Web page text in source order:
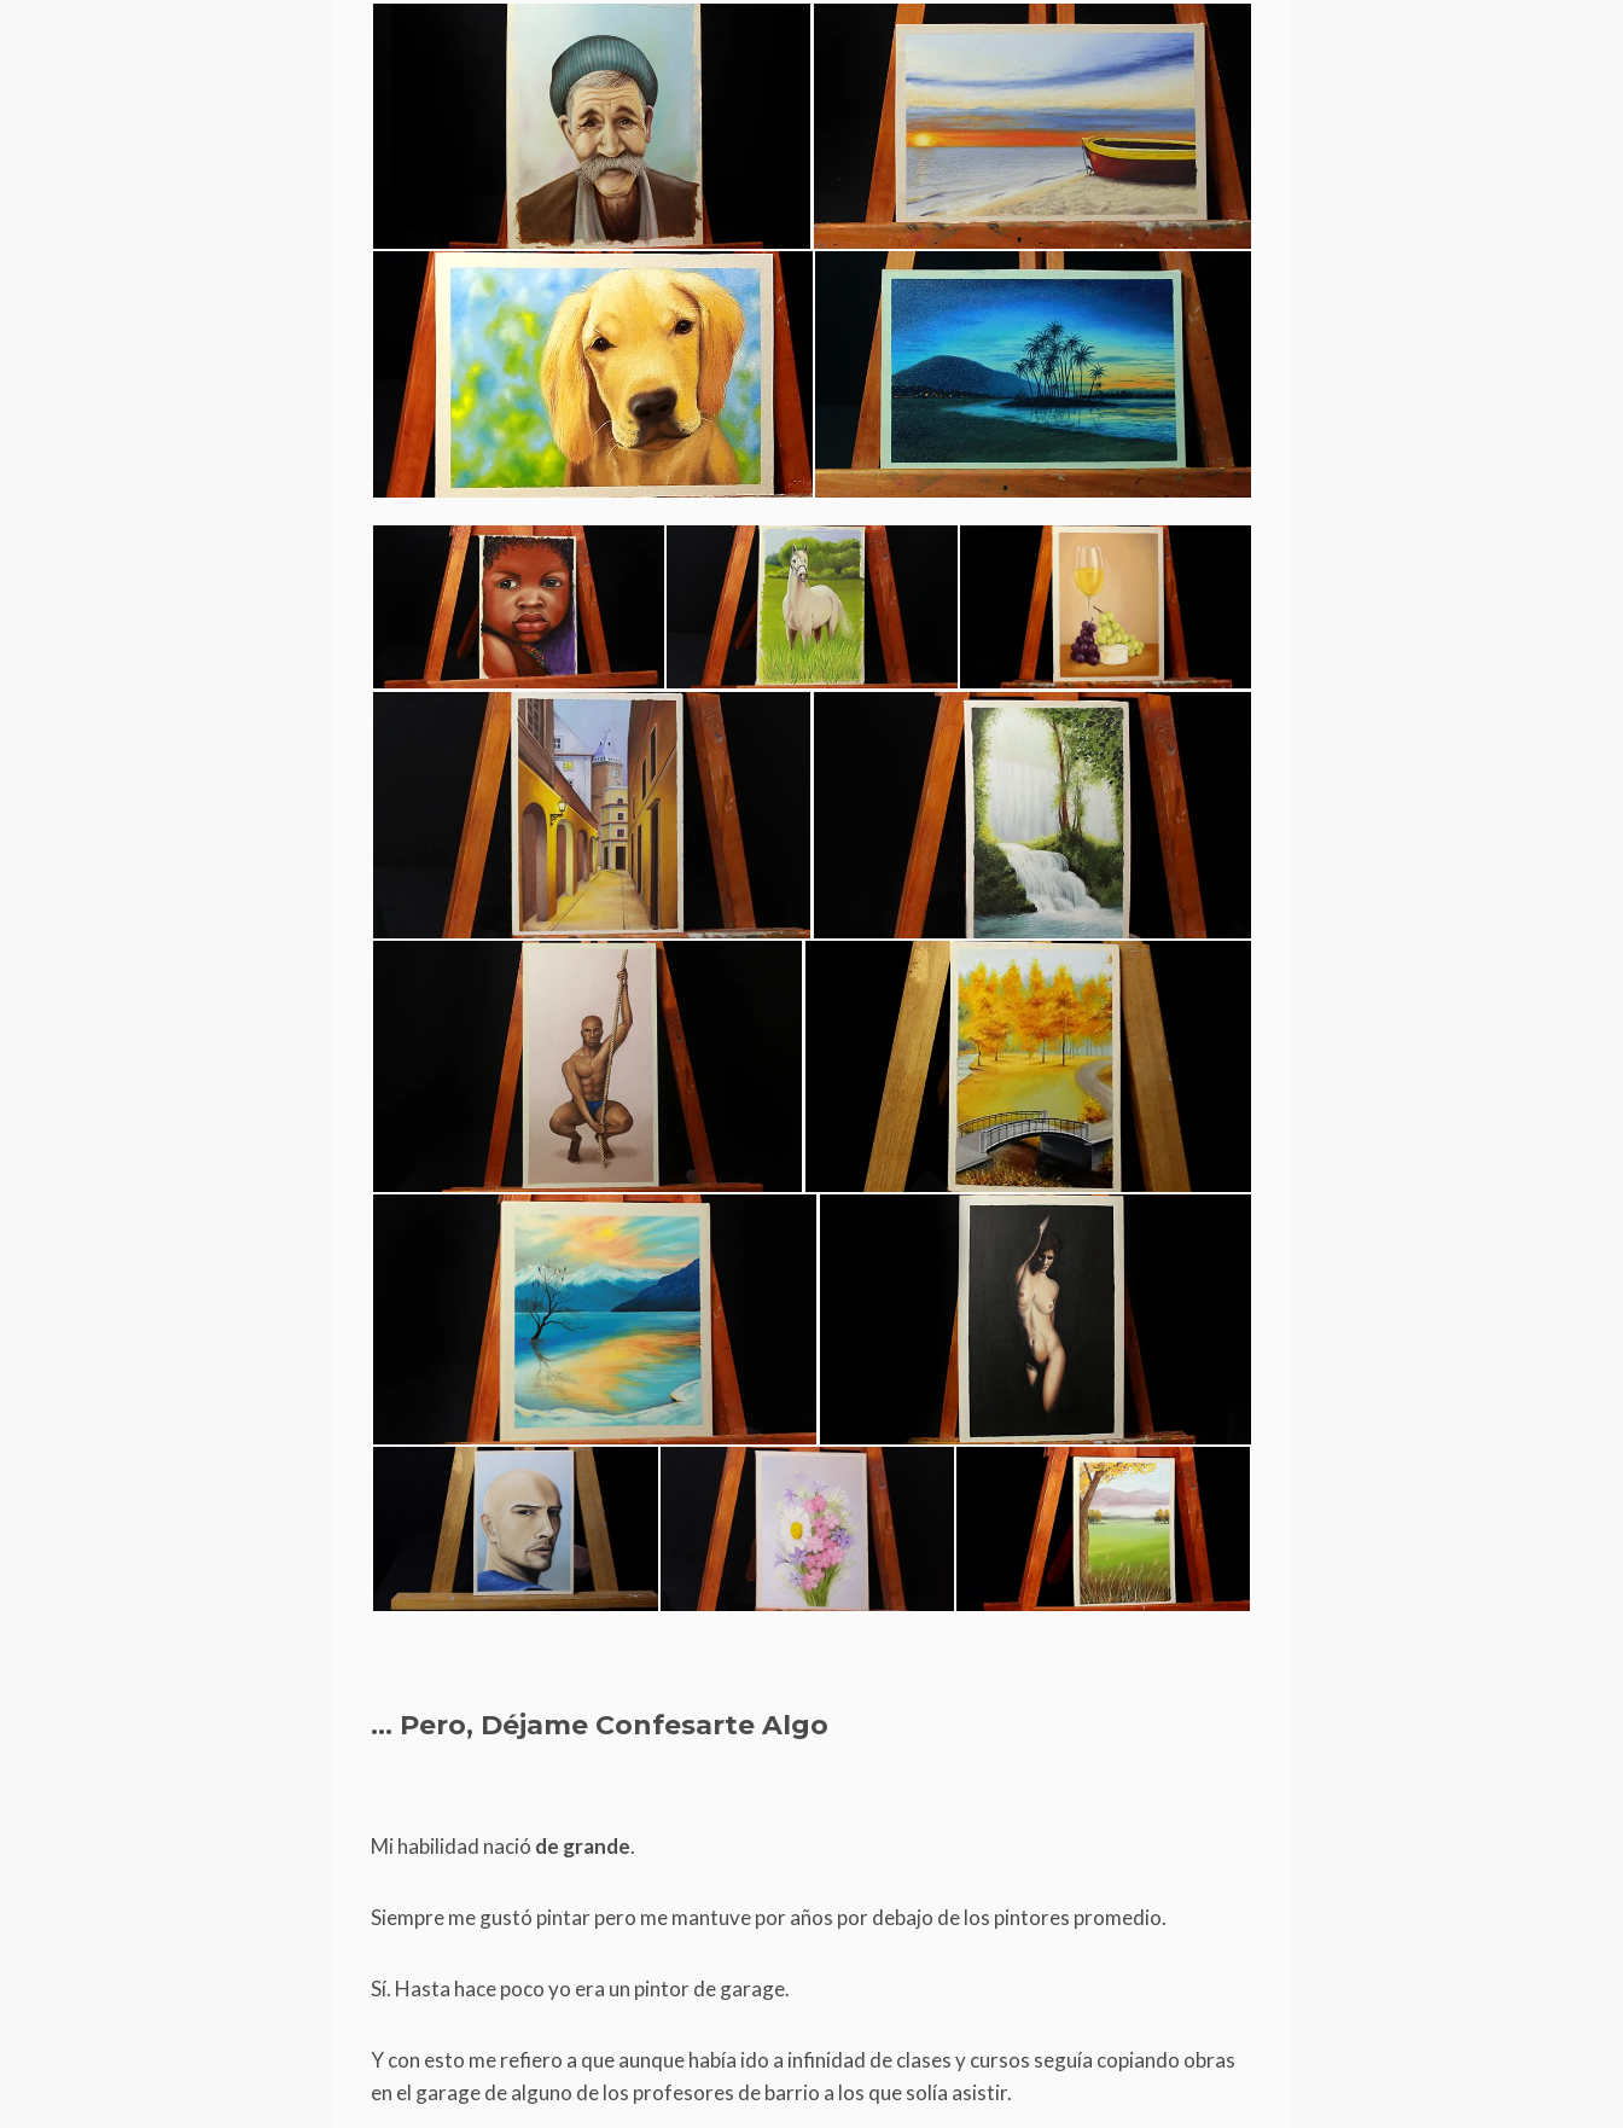
… Pero, Déjame Confesarte Algo
Mi habilidad nació de grande.
Siempre me gustó pintar pero me mantuve por años por debajo de los pintores promedio.
Sí. Hasta hace poco yo era un pintor de garage.
Y con esto me refiero a que aunque había ido a infinidad de clases y cursos seguía copiando obras
en el garage de alguno de los profesores de barrio a los que solía asistir.